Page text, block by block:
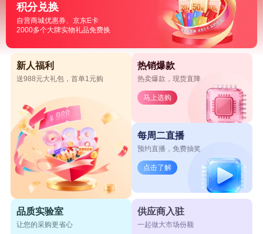
积分兑换
自营商城优惠券、京东E卡
2000多个大牌实物礼品免费换
新人福利
送988元大礼包，首单1元购
热销爆款
热卖爆款，现货直降
马上选购
每周二直播
预约直播，免费抽奖
点击了解
品质实验室
让您的采购更省心
供应商入驻
一起做大市场份额